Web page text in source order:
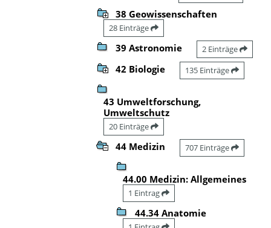
38 Geowissenschaften
28 Einträge
39 Astronomie 2 Einträge
42 Biologie 135 Einträge
43 Umweltforschung,
Umweltschutz
20 Einträge
44 Medizin 707 Einträge
44.00 Medizin: Allgemeines
1 Eintrag
44.34 Anatomie